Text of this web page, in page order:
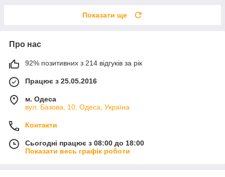
Показати ще
Про нас
92% позитивних з 214 відгуків за рік
Працює з 25.05.2016
м. Одеса
вул. Базова, 10, Одеса, Україна
Контакти
Сьогодні працює з 08:00 до 18:00
Показати весь графік роботи